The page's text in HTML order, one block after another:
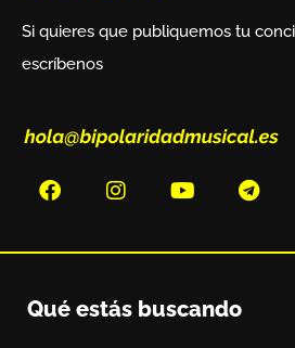
Si quieres que publiquemos tu
escríbenos
Qué estás buscando